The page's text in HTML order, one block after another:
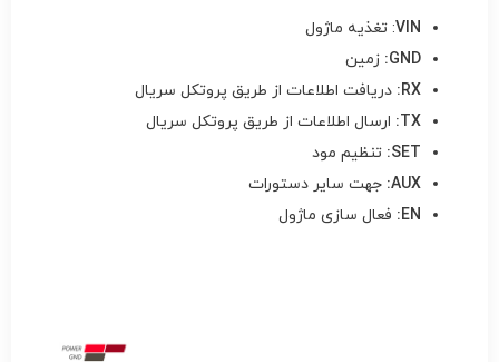
VIN: تغذیه ماژول
GND
: زمین
RX
: دریافت اطلاعات از طریق پروتکل سریال
TX
: ارسال اطلاعات از طریق پروتکل سریال
SET
: تنظیم مود
AUX
: جهت سایر دستورات
EN: فعال سازی ماژول